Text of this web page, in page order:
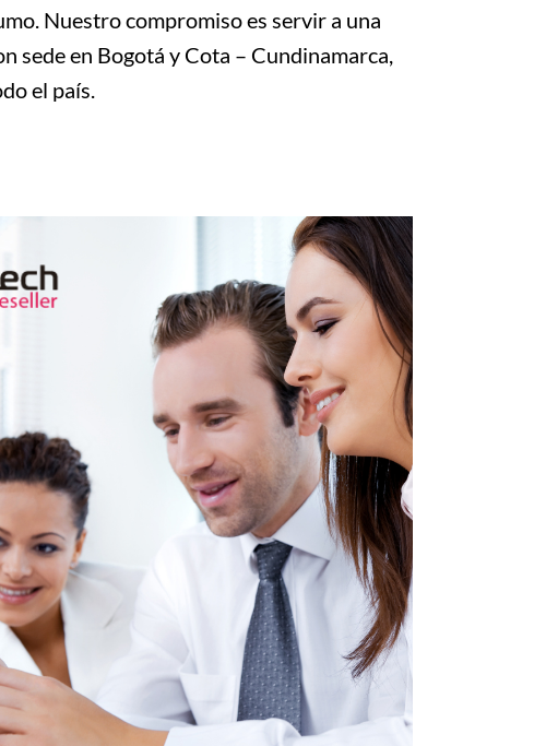
Nuestro compromiso es servir a una
sede en Bogotá y Cota – Cundinamarca,
el país.